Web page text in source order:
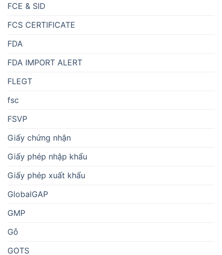
FCE & SID
FCS CERTIFICATE
FDA
FDA IMPORT ALERT
FLEGT
fsc
FSVP
Giấy chứng nhận
Giấy phép nhập khẩu
Giấy phép xuất khẩu
GlobalGAP
GMP
Gỗ
GOTS